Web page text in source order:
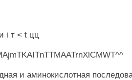
i т < t цц
и аминокислотная